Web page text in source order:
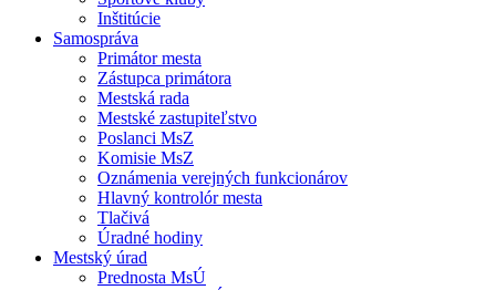
Inštitúcie
Samospráva
Primátor mesta
Zástupca primátora
Mestská rada
Mestské zastupiteľstvo
Poslanci MsZ
Komisie MsZ
Oznámenia verejných funkcionárov
Hlavný kontrolór mesta
Tlačivá
Úradné hodiny
Mestský úrad
Prednosta MsÚ